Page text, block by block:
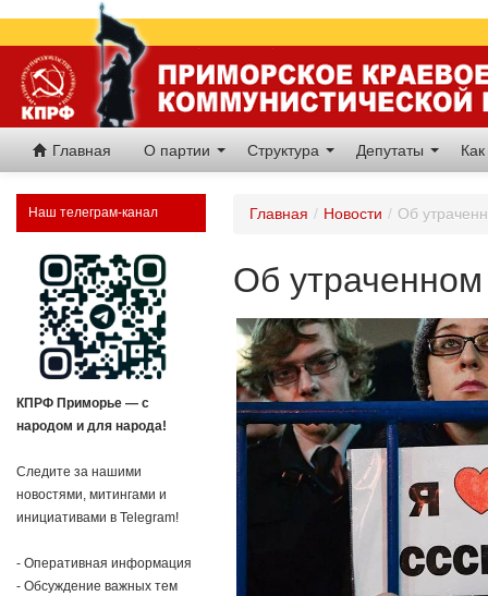
Главная О партии Структура Депутаты
Наш телеграм-канал
КПРФ Приморье — с
народом и для народа!
Следите за нашими
новостями, митингами и
инициативами в Telegram!
- Оперативная информация
- Обсуждение важных тем
Главная / Новости / Об
Об